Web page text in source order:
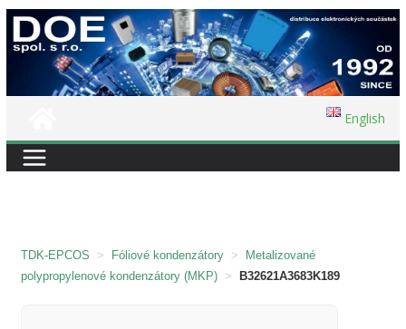
Přeskočit
na
English
TDK-EPCOS > Fóliové kondenzátory >
Metalizované
polypropylenové kondenzátory (MKP) > B32621A3683K189